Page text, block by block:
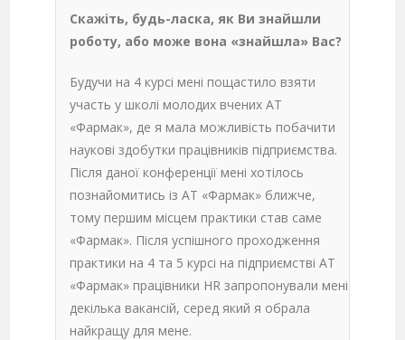
Скажіть, будь-ласка, як Ви знайшли
роботу, або може вона «знайшла» Вас?
Будучи на 4 курсі мені пощастило взяти
участь у школі молодих вчених АТ
«Фармак», де я мала можливість побачити
наукові здобутки працівників підприємства.
Після даної конференції мені хотілось
познайомитись із АТ «Фармак» ближче,
тому першим місцем практики став саме
«Фармак». Після успішного проходження
практики на 4 та 5 курсі на підприємстві АТ
«Фармак» працівники HR запропонували мені
декілька вакансій, серед який я обрала
найкращу для мене.